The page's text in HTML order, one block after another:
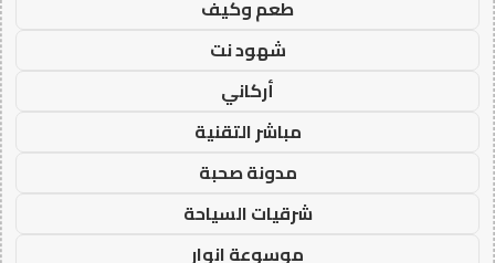
طعم وكيف
شهود نت
أركاني
مباشر التقنية
مدونة صحبة
شرقيات السياحة
موسوعة انوار